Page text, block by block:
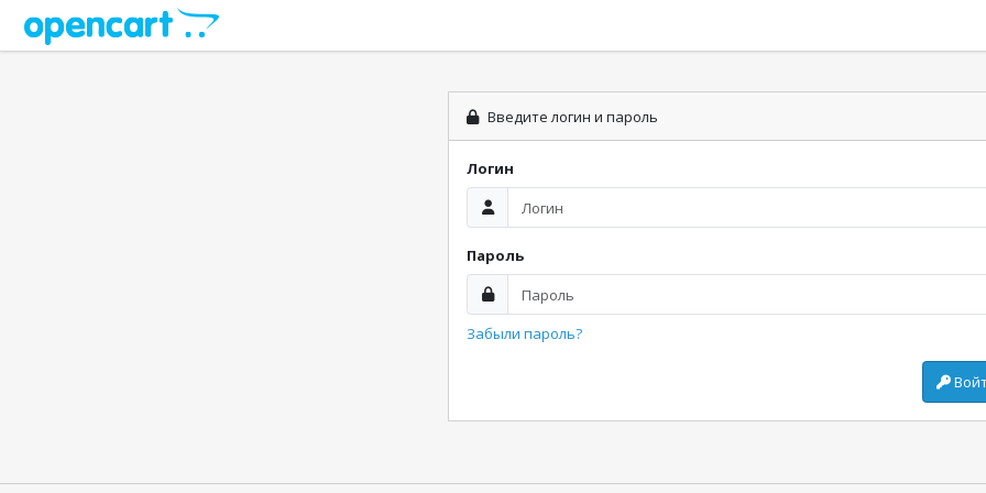
Введите логин и пароль
Логин
Пароль
Забыли пароль?